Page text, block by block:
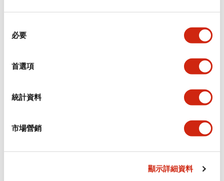
必要
首選項
統計資料
市場營銷
顯示詳細資料
環境規範
功能規格